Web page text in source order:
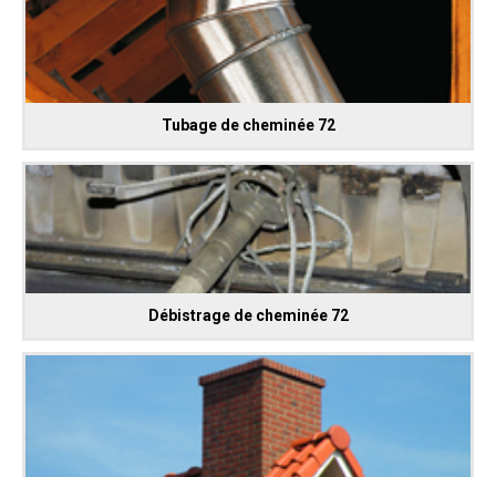
Tubage de cheminée 72
Débistrage de cheminée 72